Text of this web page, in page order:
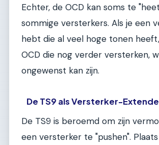
Echter, de OCD kan soms te
sommige versterkers. Als je een
hebt die al veel hoge tonen
OCD die nog verder versterken,
ongewenst kan zijn.
De TS9 als Versterker-
De TS9 is beroemd om zijn
een versterker te "pushen".